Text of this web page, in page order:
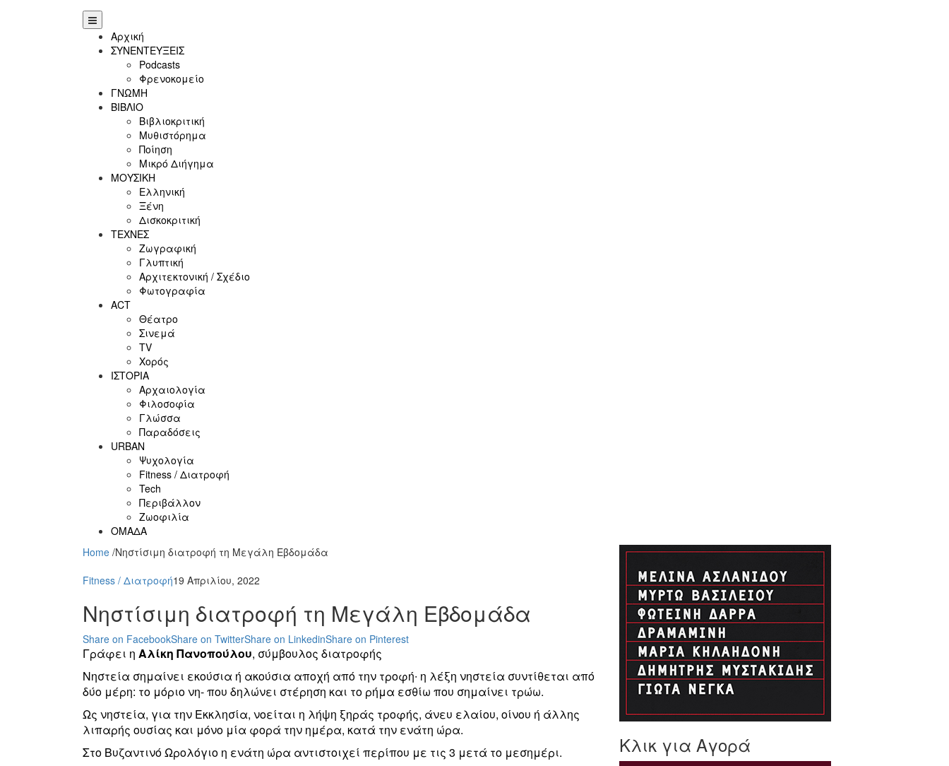
Αρχική
ΣΥΝΕΝΤΕΥΞΕΙΣ
Podcasts
Φρενοκομείο
ΓΝΩΜΗ
ΒΙΒΛΙΟ
Βιβλιοκριτική
Μυθιστόρημα
Ποίηση
Μικρό Διήγημα
ΜΟΥΣΙΚΗ
Ελληνική
Ξένη
Δισκοκριτική
ΤΕΧΝΕΣ
Ζωγραφική
Γλυπτική
Αρχιτεκτονική / Σχέδιο
Φωτογραφία
ACT
Θέατρο
Σινεμά
ΤV
Χορός
ΙΣΤΟΡΙΑ
Αρχαιολογία
Φιλοσοφία
Γλώσσα
Παραδόσεις
URBAN
Ψυχολογία
Fitness / Διατροφή
Tech
Περιβάλλον
Ζωοφιλία
ΟΜΑΔΑ
Home /Νηστίσιμη διατροφή τη Μεγάλη Εβδομάδα
Fitness / Διατροφή19 Απριλίου, 2022
Νηστίσιμη διατροφή τη Μεγάλη Εβδομάδα
Share on FacebookShare on TwitterShare on LinkedinShare on Pinterest
Γράφει η Αλίκη Πανοπούλου, σύμβουλος διατροφής
Νηστεία σημαίνει εκούσια ή ακούσια αποχή από την τροφή∙ η λέξη νηστεία συντίθεται από
δύο μέρη: το μόριο νη- που δηλώνει στέρηση και το ρήμα εσθίω που σημαίνει τρώω.
Ως νηστεία, για την Εκκλησία, νοείται η λήψη ξηράς τροφής, άνευ ελαίου, οίνου ή άλλης
λιπαρής ουσίας και μόνο μία φορά την ημέρα, κατά την ενάτη ώρα.
Στο Βυζαντινό Ωρολόγιο η ενάτη ώρα αντιστοιχεί περίπου με τις 3 μετά το μεσημέρι.
Κλικ για Αγορά